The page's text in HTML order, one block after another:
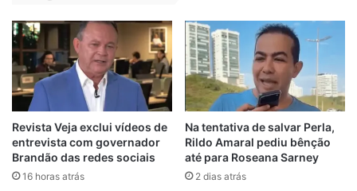
Na manhã desta segunda-feira(03), Iracema
Vale fez uma publicação em seu perfil no
Instagram agradecendo os apoiadores pela
votação em todo Maranhão.
Revista Veja exclui vídeos de
entrevista com governador
Brandão das redes sociais
16 horas atrás
Na tentativa de salvar Perla,
Rildo Amaral pediu bênção
até para Roseana Sarney
2 dias atrás